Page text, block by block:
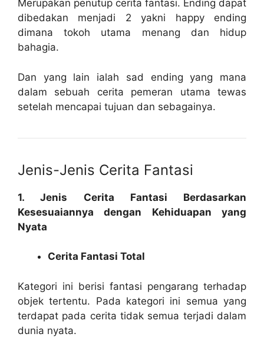
Merupakan penutup cerita fantasi. Ending dapat
dibedakan menjadi 2 yakni happy ending
dimana tokoh utama menang dan hidup
bahagia.
Dan yang lain ialah sad ending yang mana
dalam sebuah cerita pemeran utama tewas
setelah mencapai tujuan dan sebagainya.
Jenis-Jenis Cerita Fantasi
1. Jenis Cerita Fantasi Berdasarkan
Kesesuaiannya dengan Kehiduapan yang
Nyata
Cerita Fantasi Total
Kategori ini berisi fantasi pengarang terhadap
objek tertentu. Pada kategori ini semua yang
terdapat pada cerita tidak semua terjadi dalam
dunia nyata.